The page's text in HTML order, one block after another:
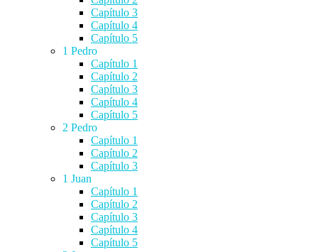
Capítulo 3
Capítulo 4
Capítulo 5
1 Pedro
Capítulo 1
Capítulo 2
Capítulo 3
Capítulo 4
Capítulo 5
2 Pedro
Capítulo 1
Capítulo 2
Capítulo 3
1 Juan
Capítulo 1
Capítulo 2
Capítulo 3
Capítulo 4
Capítulo 5